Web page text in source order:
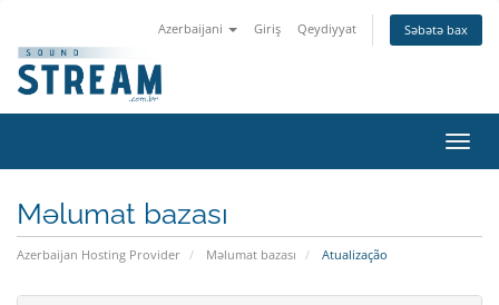
Azerbaijani Giriş Qeydiyyat Səbətə bax
keçid
Məlumat bazası
Azerbaijan Hosting Provider Məlumat bazası Atualização